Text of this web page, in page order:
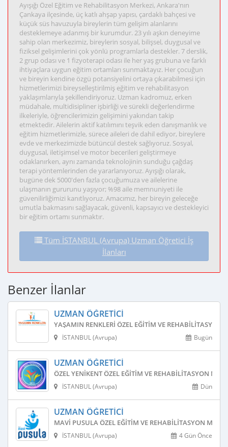
Ayışığı Özel Eğitim ve Rehabilitasyon Merkezi, Ankara'nın
Çankaya ilçesinde, üç katlı ahşap yapısı, çardaklı bahçesi ve
küçük süs havuzuyla bireylerin tüm gelişim alanlarını
desteklemeye adanmış bir kurumdur. 23 yılı aşkın deneyime
sahip olan merkezimiz, bireylerin sosyal, bilişsel, duygusal ve
fiziksel gelişimlerini çok yönlü programlarla destekler. 7 derslik,
2 grup odası ve 1 fizyoterapi odası ile her yaş grubuna ve farklı
ihtiyaçlara uygun eğitim ortamları sunmaktayız. Her çocuğun
ve bireyin kendine özgü potansiyelini ortaya çıkarabilmesi için
hizmetlerimizi bireyselleştirilmiş eğitim ve rehabilitasyon
yaklaşımlarıyla şekillendiriyoruz. Uzman kadromuz, erken
müdahale, multidisipliner işbirliği ve sürekli değerlendirme
ilkeleriyle, öğrencilerimizin gelişimini yakından takip
etmektedir. Ailelerin aktif katılımını teşvik eden danışmanlık ve
eğitim hizmetlerimizle, sürece aileleri de dahil ediyor, bireylere
evde ve merkezimizde bütüncül destek sağlıyoruz. Sosyal,
duygusal, iletişimsel ve motor becerileri geliştirmeye
odaklanırken, aynı zamanda teknolojinin sunduğu çağdaş
terapi yöntemlerinden de yararlanıyoruz. Ayışığı olarak,
bugüne dek 5000'den fazla çocuğumuza ve ailelerine
ulaşmanın gururunu yaşıyor; %98 aile memnuniyeti ile
güvenilirliğimizi kanıtlıyoruz. Amacımız, her bireyin geleceğe
umutla bakmasını sağlayacak, güvenli, kapsayıcı ve destekleyici
bir eğitim ortamı sunmaktır.
Tüm İSTANBUL (Avrupa) Uzman Öğretici İş
İlanları
Benzer İlanlar
UZMAN ÖĞRETICI
YAŞAMIN RENKLERI ÖZEL EĞITIM VE REHABILITASYON
Bugün
İSTANBUL (Avrupa)
UZMAN ÖĞRETICI
ÖZEL YENIKENT ÖZEL EĞITIM VE REHABILITASYON
Dün
İSTANBUL (Avrupa)
UZMAN ÖĞRETICI
MAVI PUSULA ÖZEL EĞITIM VE REHABILITASYON
4 Gün Önce
İSTANBUL (Avrupa)